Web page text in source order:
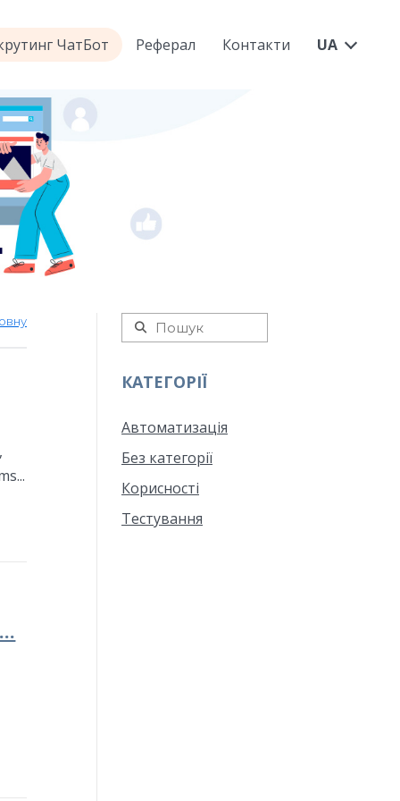
ЧатБот Реферал Контакти UA
КАТЕГОРІЇ
Автоматизація
Без категорії
Корисності
Тестування